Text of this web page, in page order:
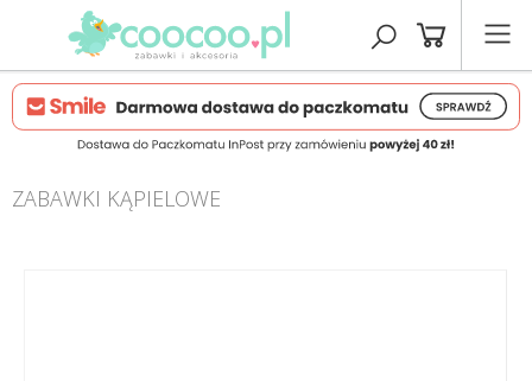
ZABAWKI KĄPIELOWE